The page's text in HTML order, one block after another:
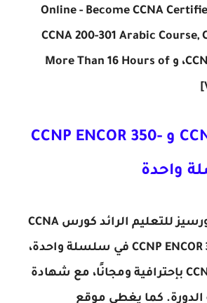
Online - Become CCNA
CCNA 200-301 Arabic Course,
CCNP ENCOR 350-401، و More Than 16 Hours of
6. CCNA 200-301 و CCNP ENCOR 350-
يقدم موقع تيرا كورسيز للتعليم الرائد كورس CCNA
200-301 و CCNP ENCOR 350-401 في سلسلة واحدة،
لتعلم سيسكو CCNA بإحترافية ومجانًا، مع شهادة
كما يغطي موقع